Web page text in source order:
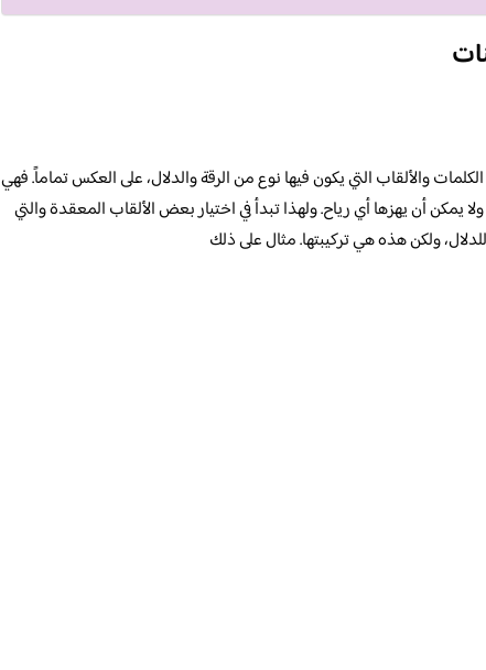
والألقاب التي يكون فيها نوع من الرقة والدلال، على العكس تماماً. فهي
يمكن أن يهزها أي رياح. ولهذا تبدأ في اختيار بعض الألقاب المعقدة والتي
ولكن هذه هي تركيبتها. مثال على ذلك